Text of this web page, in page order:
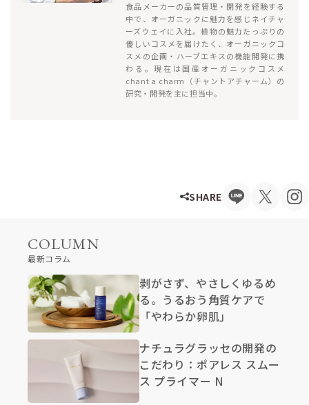
食品メーカーの品質管理・開発を経験する
中で、オーガニックに魅力を感じネイチャ
ーズウェイに入社。植物の魅力たっぷりの
優しいコスメを届けたく、オーガニックコ
スメの企画・ハーブエキスの機能開発に携
わる。現在は国産オーガニックコスメ
chant a charm（チャントアチャーム）の
研究・開発を主に担当中。
SHARE
COLUMN
最新コラム
剥がさず、やさしくゆるめ
る。うるおう角質ケアで
「やわらか卵肌」
ナチュラグラッセの開発の
こだわり：ポアレス スムー
ス プライマー N